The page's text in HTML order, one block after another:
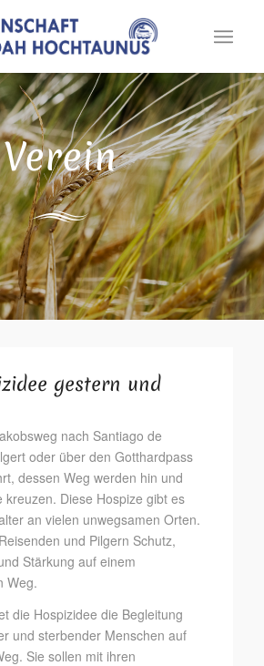
Verein
gestern und
nach Santiago de
oder über den Gotthardpass
dessen Weg werden hin und
kreuzen. Diese Hospize gibt es
an vielen unwegsamen Orten.
und Pilgern Schutz,
Stärkung auf einem
Weg.
die Hospizidee die Begleitung
und sterbender Menschen auf
Sie sollen mit ihren